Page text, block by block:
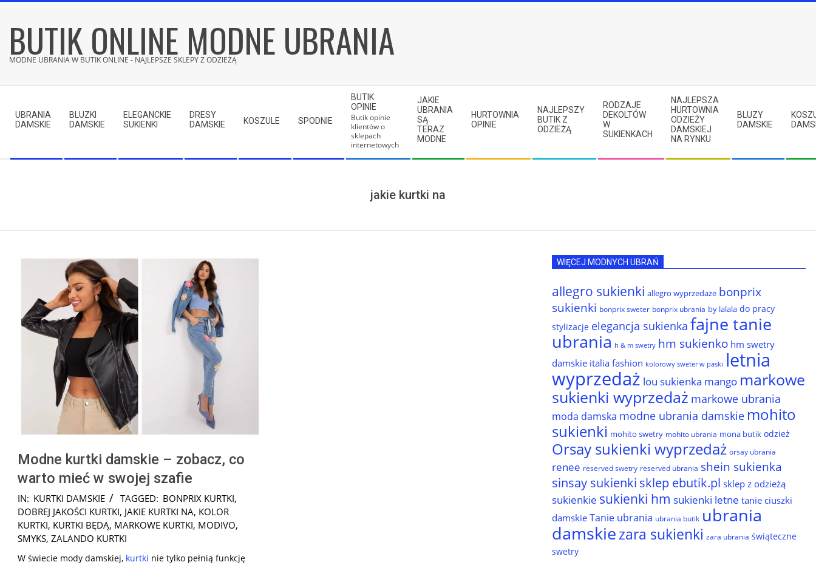
contentBUTIK ONLINE MODNE UBRANIA
MODNE UBRANIA W BUTIK ONLINE - NAJLEPSZE SKLEPY Z ODZIEŻĄ
Menu
UBRANIA
DAMSKIE
BLUZKI
DAMSKIE
ELEGANCKIE
SUKIENKI
DRESY
DAMSKIE
KOSZULE SPODNIE
BUTIK
OPINIE
Butik opinie
klientów o
sklepach
internetowych
JAKIE
UBRANIA
SĄ
TERAZ
MODNE
HURTOWNIA
OPINIE
NAJLEPSZY
BUTIK Z
ODZIEŻĄ
RODZAJE
DEKOLTÓW
W
SUKIENKACH
NAJLEPSZA
HURTOWNIA
ODZIEŻY
DAMSKIEJ
NA RYNKU
BLUZY
DAMSKIE
jakie kurtki na
Modne kurtki damskie – zobacz, co
warto mieć w swojej szafie
2024-
12-
19
IN: KURTKI DAMSKIE TAGGED: BONPRIX KURTKI,
DOBREJ JAKOŚCI KURTKI, JAKIE KURTKI NA, KOLOR
KURTKI, KURTKI BĘDĄ, MARKOWE KURTKI, MODIVO,
SMYKS, ZALANDO KURTKI
W świecie mody damskiej, kurtki nie tylko pełnią funkcję
WIĘCEJ MODNYCH UBRAŃ
allegro sukienki allegro wyprzedaże bonprix
sukienki bonprix sweter bonprix ubrania by lalala do pracy
stylizacje elegancja sukienka fajne tanie
ubrania h & m swetry hm sukienko hm swetry
damskie italia fashion kolorowy sweter w paski letnia
wyprzedaż lou sukienka mango markowe
sukienki wyprzedaż markowe ubrania
moda damska modne ubrania damskie mohito
sukienki mohito swetry mohito ubrania mona butik odzież
Orsay sukienki wyprzedaż orsay ubrania
renee reserved swetry reserved ubrania shein sukienka
sinsay sukienki sklep ebutik.pl sklep z odzieżą
sukienkie sukienki hm sukienki letne tanie ciuszki
damskie Tanie ubrania ubrania butik ubrania
damskiezara sukienki zara ubrania świąteczne
swetry